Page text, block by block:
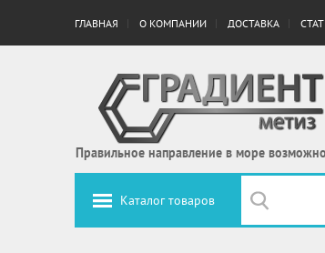
ГЛАВНАЯ О КОМПАНИИ ДОСТАВКА
Правильное направление в море
Каталог товаров